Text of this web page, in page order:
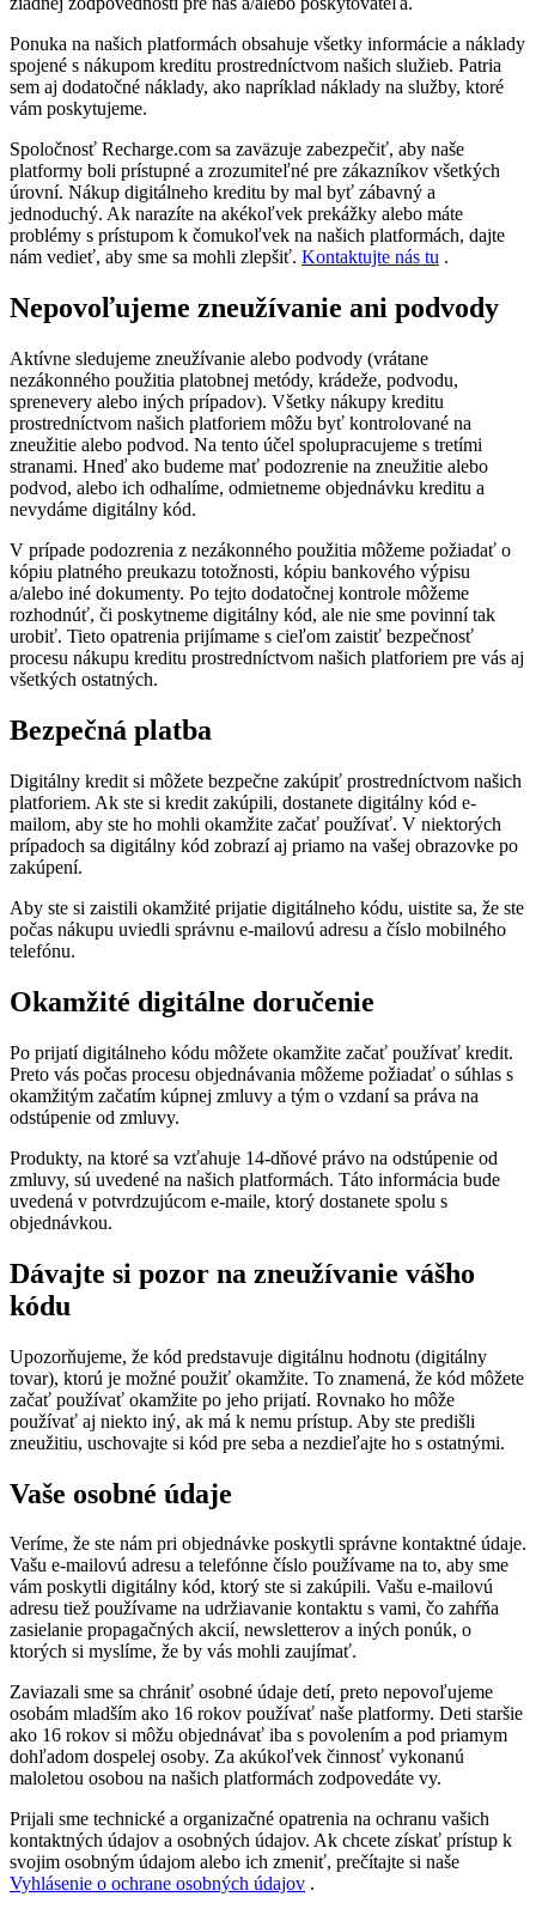
Ponuka na našich platformách obsahuje všetky informácie a náklady
spojené s nákupom kreditu prostredníctvom našich služieb. Patria
sem aj dodatočné náklady, ako napríklad náklady na služby, ktoré
vám poskytujeme.
Spoločnosť Recharge.com sa zaväzuje zabezpečiť, aby naše
platformy boli prístupné a zrozumiteľné pre zákazníkov všetkých
úrovní. Nákup digitálneho kreditu by mal byť zábavný a
jednoduchý. Ak narazíte na akékoľvek prekážky alebo máte
problémy s prístupom k čomukoľvek na našich platformách, dajte
nám vedieť, aby sme sa mohli zlepšiť. Kontaktujte nás tu .
Nepovoľujeme zneužívanie ani podvody
Aktívne sledujeme zneužívanie alebo podvody (vrátane
nezákonného použitia platobnej metódy, krádeže, podvodu,
sprenevery alebo iných prípadov). Všetky nákupy kreditu
prostredníctvom našich platforiem môžu byť kontrolované na
zneužitie alebo podvod. Na tento účel spolupracujeme s tretími
stranami. Hneď ako budeme mať podozrenie na zneužitie alebo
podvod, alebo ich odhalíme, odmietneme objednávku kreditu a
nevydáme digitálny kód.
V prípade podozrenia z nezákonného použitia môžeme požiadať o
kópiu platného preukazu totožnosti, kópiu bankového výpisu
a/alebo iné dokumenty. Po tejto dodatočnej kontrole môžeme
rozhodnúť, či poskytneme digitálny kód, ale nie sme povinní tak
urobiť. Tieto opatrenia prijímame s cieľom zaistiť bezpečnosť
procesu nákupu kreditu prostredníctvom našich platforiem pre vás aj
všetkých ostatných.
Bezpečná platba
Digitálny kredit si môžete bezpečne zakúpiť prostredníctvom našich
platforiem. Ak ste si kredit zakúpili, dostanete digitálny kód e-
mailom, aby ste ho mohli okamžite začať používať. V niektorých
prípadoch sa digitálny kód zobrazí aj priamo na vašej obrazovke po
zakúpení.
Aby ste si zaistili okamžité prijatie digitálneho kódu, uistite sa, že ste
počas nákupu uviedli správnu e-mailovú adresu a číslo mobilného
telefónu.
Okamžité digitálne doručenie
Po prijatí digitálneho kódu môžete okamžite začať používať kredit.
Preto vás počas procesu objednávania môžeme požiadať o súhlas s
okamžitým začatím kúpnej zmluvy a tým o vzdaní sa práva na
odstúpenie od zmluvy.
Produkty, na ktoré sa vzťahuje 14-dňové právo na odstúpenie od
zmluvy, sú uvedené na našich platformách. Táto informácia bude
uvedená v potvrdzujúcom e-maile, ktorý dostanete spolu s
objednávkou.
Dávajte si pozor na zneužívanie vášho
kódu
Upozorňujeme, že kód predstavuje digitálnu hodnotu (digitálny
tovar), ktorú je možné použiť okamžite. To znamená, že kód môžete
začať používať okamžite po jeho prijatí. Rovnako ho môže
používať aj niekto iný, ak má k nemu prístup. Aby ste predišli
zneužitiu, uschovajte si kód pre seba a nezdieľajte ho s ostatnými.
Vaše osobné údaje
Veríme, že ste nám pri objednávke poskytli správne kontaktné údaje.
Vašu e-mailovú adresu a telefónne číslo používame na to, aby sme
vám poskytli digitálny kód, ktorý ste si zakúpili. Vašu e-mailovú
adresu tiež používame na udržiavanie kontaktu s vami, čo zahŕňa
zasielanie propagačných akcií, newsletterov a iných ponúk, o
ktorých si myslíme, že by vás mohli zaujímať.
Zaviazali sme sa chrániť osobné údaje detí, preto nepovoľujeme
osobám mladším ako 16 rokov používať naše platformy. Deti staršie
ako 16 rokov si môžu objednávať iba s povolením a pod priamym
dohľadom dospelej osoby. Za akúkoľvek činnosť vykonanú
maloletou osobou na našich platformách zodpovedáte vy.
Prijali sme technické a organizačné opatrenia na ochranu vašich
kontaktných údajov a osobných údajov. Ak chcete získať prístup k
svojim osobným údajom alebo ich zmeniť, prečítajte si naše
Vyhlásenie o ochrane osobných údajov .